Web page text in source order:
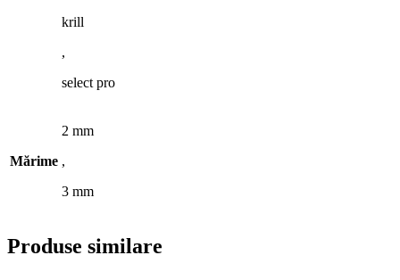
krill
,
select pro
Mărime
2 mm
,
3 mm
Produse similare